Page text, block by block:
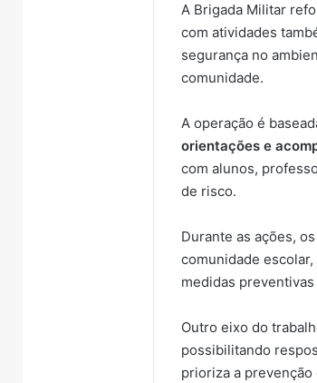
A Brigada Militar
com atividades
segurança no
comunidade.
A operação é
orientações e
com alunos,
de risco.
Durante as ações,
comunidade
medidas
Outro eixo do
possibilitando
prioriza a